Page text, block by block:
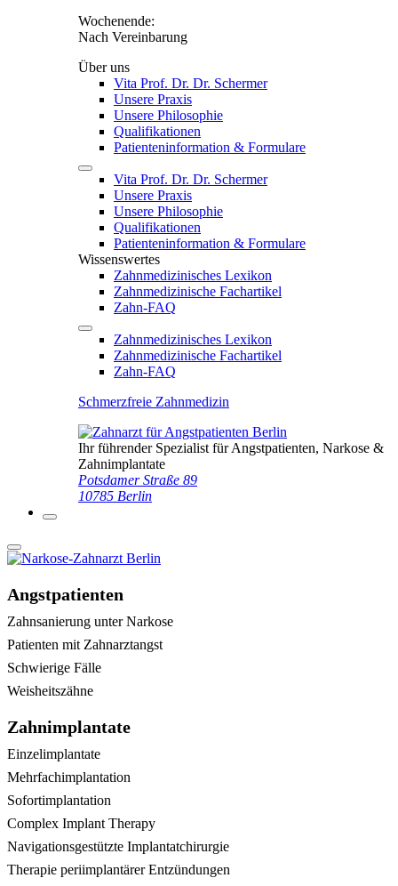
Wochenende:
Nach Vereinbarung
Über uns
Vita Prof. Dr. Dr. Schermer
Unsere Praxis
Unsere Philosophie
Qualifikationen
Patienten­information & Formulare
Vita Prof. Dr. Dr. Schermer
Unsere Praxis
Unsere Philosophie
Qualifikationen
Patienten­information & Formulare
Wissenswertes
Zahnmedizinisches Lexikon
Zahnmedizinische Fachartikel
Zahn-FAQ
Zahnmedizinisches Lexikon
Zahnmedizinische Fachartikel
Zahn-FAQ
Schmerzfreie Zahnmedizin
Ihr führender Spezialist für Angstpatienten, Narkose &
Zahnimplantate
Potsdamer Straße 89
10785 Berlin
Angstpatienten
Zahnsanierung unter Narkose
Patienten mit Zahnarztangst
Schwierige Fälle
Weisheitszähne
Zahnimplantate
Einzelimplantate
Mehrfachimplantation
Sofortimplantation
Complex Implant Therapy
Navigationsgestützte Implantatchirurgie
Therapie periimplantärer Entzündungen